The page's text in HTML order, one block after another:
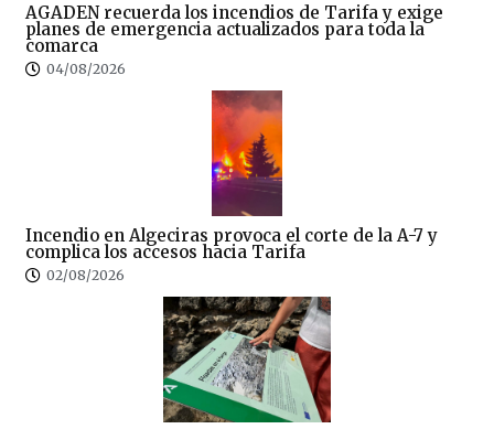
AGADEN recuerda los incendios de Tarifa y exige
planes de emergencia actualizados para toda la
comarca
04/08/2026
Incendio en Algeciras provoca el corte de la A-7 y
complica los accesos hacia Tarifa
02/08/2026